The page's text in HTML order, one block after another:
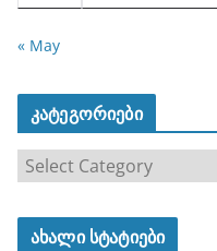
« May
კატეგორიები
ტ
ახალი სტატიები